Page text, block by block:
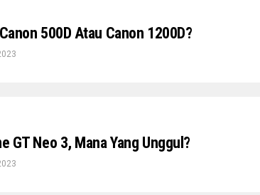
500D Atau Canon 1200D?
GT Neo 3, Mana Yang Unggul?